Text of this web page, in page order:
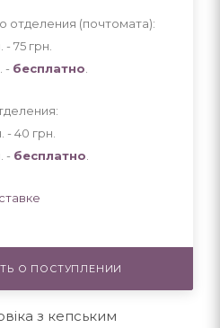
отделения (почтомата):
- 75 грн
- бесплатно
- 40 грн
- бесплатно
О ПОСТУПЛЕНИИ
з кепським